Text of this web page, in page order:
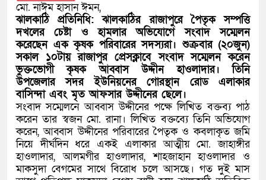
মো. নাঈম হাসান ঈমন,
ঝালকাঠি প্রতিনিধি: ঝালকাঠির রাজাপুরে পৈতৃক সম্পত্তি
দখলের চেষ্টা ও হামলার অভিযোগে সংবাদ সম্মেলন
করেছেন এক কৃষক পরিবারের সদস্যরা। শুক্রবার (২০জুন)
সকাল ১০টায় রাজাপুর প্রেসক্লাবে সংবাদ সম্মেলন করেন
ভুক্তভোগী কৃষক আব্বাস উদ্দীন হাওলাদার। তিনি
উপজেলার সদর ইউনিয়নের গোরস্থান রোড এলাকার
বাসিন্দা এবং মৃত আফসার উদ্দীনের ছেলে।
সংবাদ সম্মেলনে আব্বাস উদ্দীনের পক্ষে লিখিত বক্তব্য পাঠ
করেন তার স্বজন মো. রানা। লিখিত বক্তব্যে তিনি অভিযোগ
করেন, আব্বাস উদ্দীনের পরিবারের পৈতৃক ও কবলাকৃত জমি
নিয়ে দীর্ঘদিন ধরে একই এলাকার আত্মীয় মো. জাহাঙ্গীর
হাওলাদার, আলমগীর হাওলাদার, শাহজাহান হাওলাদার ও
মাকসুদা বেগমের সাথে বিরোধ চলে আসছে। গত দুই মাস